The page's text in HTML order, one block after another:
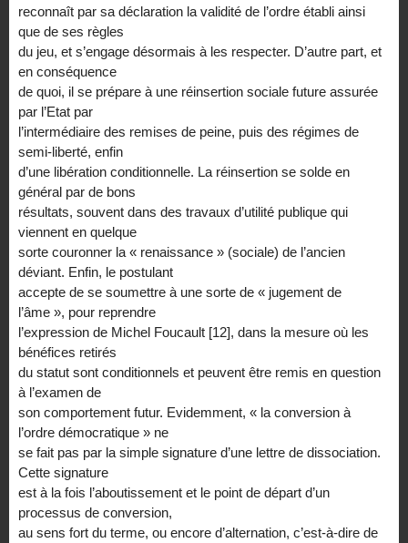
reconnaît par sa déclaration la validité de l’ordre établi ainsi
que de ses règles
du jeu, et s’engage désormais à les respecter. D’autre part, et
en conséquence
de quoi, il se prépare à une réinsertion sociale future assurée
par l’Etat par
l’intermédiaire des remises de peine, puis des régimes de
semi-liberté, enfin
d’une libération conditionnelle. La réinsertion se solde en
général par de bons
résultats, souvent dans des travaux d’utilité publique qui
viennent en quelque
sorte couronner la « renaissance » (sociale) de l’ancien
déviant. Enfin, le postulant
accepte de se soumettre à une sorte de « jugement de
l’âme », pour reprendre
l’expression de Michel Foucault [12], dans la mesure où les
bénéfices retirés
du statut sont conditionnels et peuvent être remis en question
à l’examen de
son comportement futur. Evidemment, « la conversion à
l’ordre démocratique » ne
se fait pas par la simple signature d’une lettre de dissociation.
Cette signature
est à la fois l’aboutissement et le point de départ d’un
processus de conversion,
au sens fort du terme, ou encore d’alternation, c’est-à-dire de